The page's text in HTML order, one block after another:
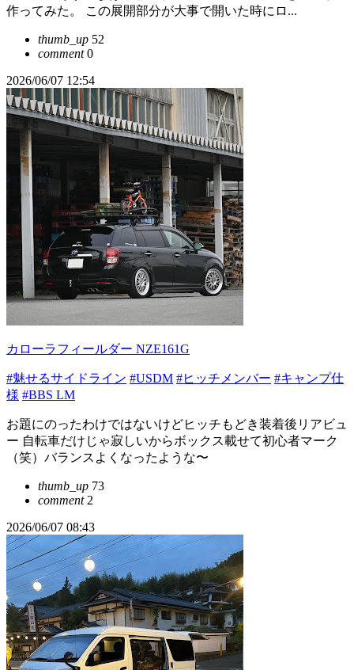
作ってみた。 この展開部分が大事で開いた時にロ...
thumb_up 52
comment0
2026/06/07 12:54
カローラフィールダー NZE161G
#魅せるサイドライン #USDM #ヒッチメンバー #キャンプ仕
様 #BBS LM
お題にのったわけではないけどヒッチもどき装着後リアビュ
ー 自転車だけじゃ寂しいからボックス載せて初心者マーク
（笑）バランスよくなったような〜
thumb_up 73
comment2
2026/06/07 08:43